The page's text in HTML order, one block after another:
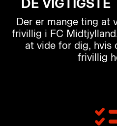
DE VIGTIGSTE
Der er mange ting at
frivillig i FC
at vide for dig, hvis
frivillig